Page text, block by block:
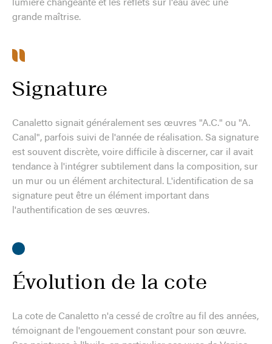
lumière changeante et les reflets sur l'eau avec une
grande maîtrise.
Signature
Canaletto signait généralement ses œuvres "A.C." ou "A.
Canal", parfois suivi de l'année de réalisation. Sa signature
est souvent discrète, voire difficile à discerner, car il avait
tendance à l'intégrer subtilement dans la composition, sur
un mur ou un élément architectural. L'identification de sa
signature peut être un élément important dans
l'authentification de ses œuvres.
Évolution de la cote
La cote de Canaletto n'a cessé de croître au fil des années,
témoignant de l'engouement constant pour son œuvre.